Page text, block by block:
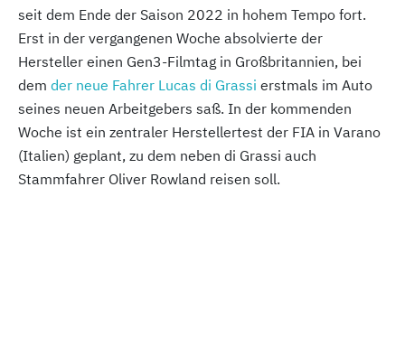
seit dem Ende der Saison 2022 in hohem Tempo fort.
Erst in der vergangenen Woche absolvierte der
Hersteller einen Gen3-Filmtag in Großbritannien, bei
dem der neue Fahrer Lucas di Grassi erstmals im Auto
seines neuen Arbeitgebers saß. In der kommenden
Woche ist ein zentraler Herstellertest der FIA in Varano
(Italien) geplant, zu dem neben di Grassi auch
Stammfahrer Oliver Rowland reisen soll.